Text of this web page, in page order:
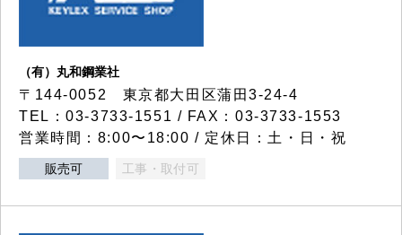
（有）丸和鋼業社
〒144-0052 東京都大田区蒲田3-24-4
TEL：03-3733-1551 / FAX：03-3733-1553
営業時間：8:00〜18:00 / 定休日：土・日・祝
販売可 工事・取付可